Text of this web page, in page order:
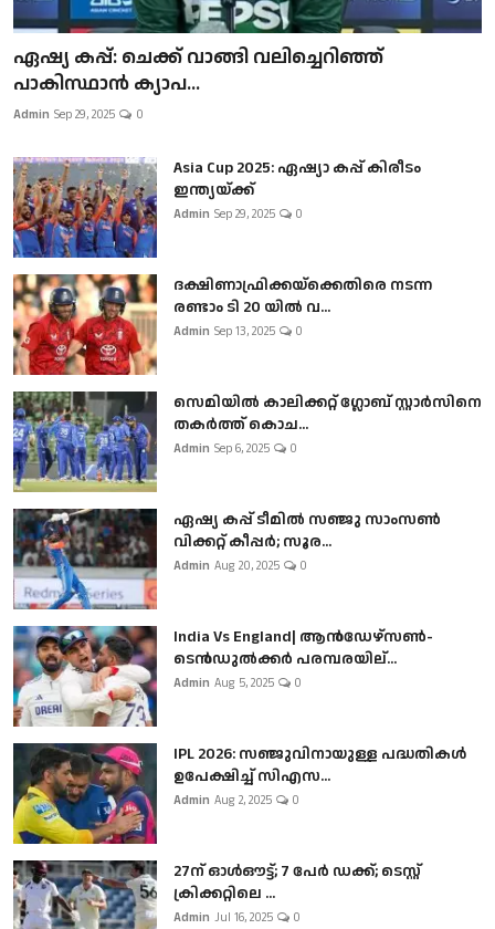
ഏഷ്യ കപ്പ്: ചെക്ക് വാങ്ങി വലിച്ചെറിഞ്ഞ്
പാകിസ്ഥാൻ ക്യാപ...
Admin Sep 29, 2025 0
Asia Cup 2025: ഏഷ്യാ കപ്പ് കിരീടം
ഇന്ത്യയ്ക്ക്
Admin Sep 29, 2025 0
ദക്ഷിണാഫ്രിക്കയ്‌ക്കെതിരെ നടന്ന
രണ്ടാം ടി 20 യിൽ വ...
Admin Sep 13, 2025 0
സെമിയിൽ കാലിക്കറ്റ് ഗ്ലോബ് സ്റ്റാർസിനെ
തകർത്ത് കൊച...
Admin Sep 6, 2025 0
ഏഷ്യ കപ്പ് ടീമിൽ സഞ്ജു സാംസൺ
വിക്കറ്റ് കീപ്പർ; സൂര...
Admin Aug 20, 2025 0
India Vs England| ആൻഡേഴ്സൺ-
ടെൻഡുല്‍ക്കർ പരമ്പരയില്...
Admin Aug 5, 2025 0
IPL 2026: സഞ്ജുവിനായുള്ള പദ്ധതികൾ
ഉപേക്ഷിച്ച് സിഎസ...
Admin Aug 2, 2025 0
27ന് ഓൾഔട്ട്; 7 പേർ ഡക്ക്; ടെസ്റ്റ്
ക്രിക്കറ്റിലെ ...
Admin Jul 16, 2025 0